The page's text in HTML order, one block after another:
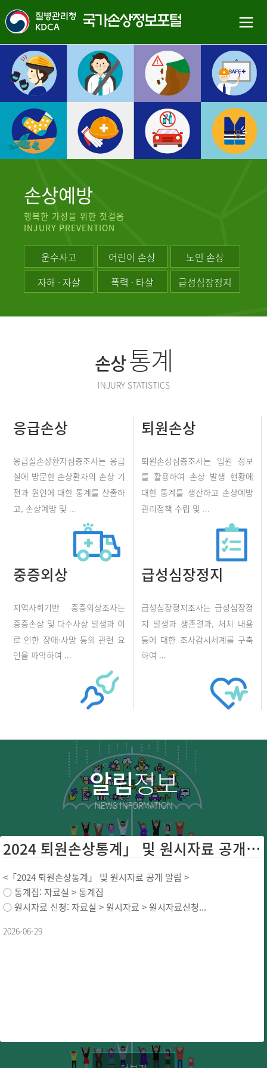
손상예방
행복한 가정을 위한 첫걸음
INJURY PREVENTION
운수사고 어린이 손상
노인 손상
자해 · 자살
폭력 · 타살 급성심장정지
손상통계
INJURY STATISTICS
응급손상
응급실손상환자심층조사는 응급
실에 방문한 손상환자의 손상 기
전과 원인에 대한 통계를 산출하
고, 손상예방 및 ...
퇴원손상
퇴원손상심층조사는 입원 정보
를 활용하여 손상 발생 현황에
대한 통계를 생산하고 손상예방
관리정책 수립 및 ...
중증외상
지역사회기반 중증외상조사는
중증손상 및 다수사상 발생과 이
로 인한 장애·사망 등의 관련 요
인을 파악하여 ...
급성심장정지
급성심장정지조사는 급성심장정
지 발생과 생존결과, 처치 내용
등에 대한 조사감시체계를 구축
하여 ...
알림정보
NEWS INFORMATION
2024 퇴원손상통계」 및 원시자료 공개 ...
<「2024 퇴원손상통계」 및 원시자료 공개 알림 >
○ 통계집: 자료실 > 통계집
○ 원시자료 신청: 자료실 > 원시자료 > 원시자료신청...
2026-06-29